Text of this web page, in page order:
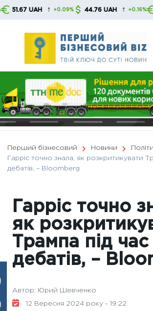
Skip
UAH ↑ +0.09% 44.76 UAH ↑ +0.16% 51.67
Перший бізнесовий Новини
Гарріс точно знала, як розкритикувати
дебатів, – Bloomberg
Гарріс точно
як
Трампа під час
дебатів, –
Автор: Юрий Шевченко
12 Вересня 2024 року - 19:22